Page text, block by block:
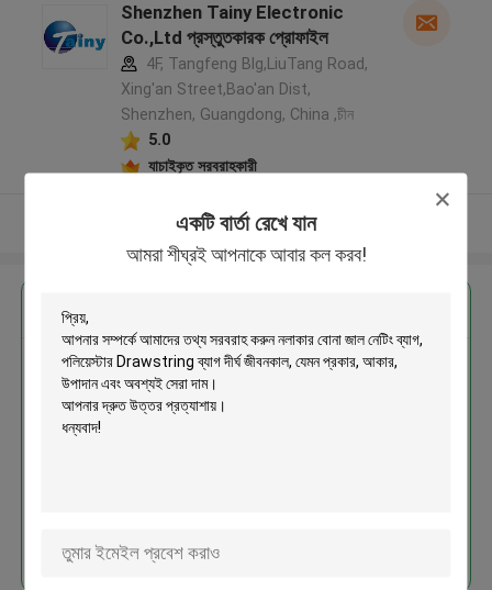
একটি বার্তা রেখে যান
আমরা শীঘ্রই আপনাকে আবার কল করব!
Shenzhen Tainy Electronic
Co.,Ltd প্রস্তুতকারক প্রোফাইল
4F, Tangfeng Blg,LiuTang Road,
Xing'an Street,Bao'an Dist,
Shenzhen, Guangdong, China ,চীন
5.0
যাচাইকৃত সরবরাহকারী
আরো দেখুন
নলাকার বোনা জাল নেটিং ব্যাগ, পলিয়েস্টার
Drawstring ব্যাগ দীর্ঘ জীবনকাল